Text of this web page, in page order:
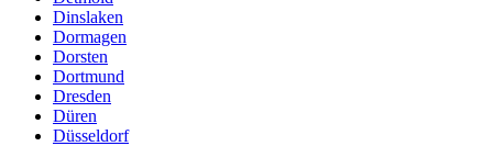
Dinslaken
Dormagen
Dorsten
Dortmund
Dresden
Düren
Düsseldorf